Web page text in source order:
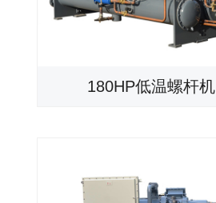
180HP低温螺杆机